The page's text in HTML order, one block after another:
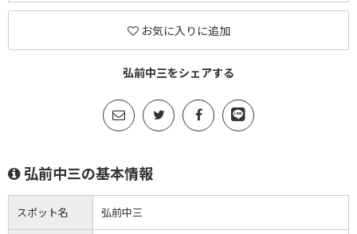
お気に入りに追加
弘前中三をシェアする
弘前中三の基本情報
スポット名 弘前中三